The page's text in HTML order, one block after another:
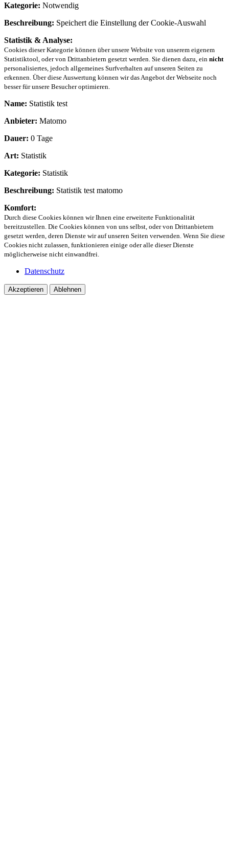
Kategorie: Notwendig
Beschreibung: Speichert die Einstellung der Cookie-Auswahl
Statistik & Analyse:
Cookies dieser Kategorie können über unsere Website von unserem eigenem
Statistiktool, oder von Drittanbietern gesetzt werden. Sie dienen dazu, ein nicht
personalisiertes, jedoch allgemeines Surfverhalten auf unseren Seiten zu
erkennen. Über diese Auswertung können wir das Angebot der Webseite noch
besser für unsere Besucher optimieren.
Name: Statistik test
Anbieter: Matomo
Dauer: 0 Tage
Art: Statistik
Kategorie: Statistik
Beschreibung: Statistik test matomo
Komfort:
Durch diese Cookies können wir Ihnen eine erweiterte Funktionalität
bereitzustellen. Die Cookies können von uns selbst, oder von Drittanbietern
gesetzt werden, deren Dienste wir auf unseren Seiten verwenden. Wenn Sie diese
Cookies nicht zulassen, funktionieren einige oder alle dieser Dienste
möglicherweise nicht einwandfrei.
Datenschutz
Akzeptieren Ablehnen